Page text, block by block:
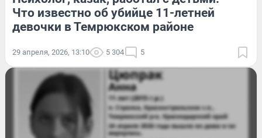
Что известно об убийце 11-летней
девочки в Темрюкском районе
29 апреля, 2026, 13:10 5 304 5